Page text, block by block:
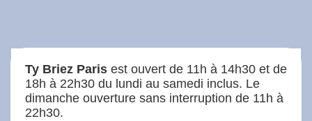
Ty Briez Paris est ouvert de 11h à 14h30 et de
18h à 22h30 du lundi au samedi inclus. Le
dimanche ouverture sans interruption de 11h à
22h30.